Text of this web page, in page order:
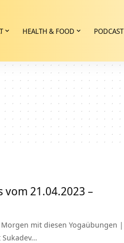
HEALTH & FOOD PODCAST
vom 21.04.2023 –
mit diesen Yogaübungen |
Sukadev…